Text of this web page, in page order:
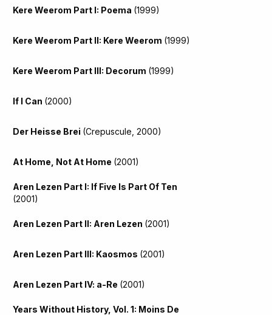
Kere Weerom Part I: Poema (1999)
Kere Weerom Part II: Kere Weerom (1999)
Kere Weerom Part III: Decorum (1999)
If I Can (2000)
Der Heisse Brei (Crepuscule, 2000)
At Home, Not At Home (2001)
Aren Lezen Part I: If Five Is Part Of Ten
(2001)
Aren Lezen Part II: Aren Lezen (2001)
Aren Lezen Part III: Kaosmos (2001)
Aren Lezen Part IV: a-Re (2001)
Years Without History, Vol. 1: Moins De